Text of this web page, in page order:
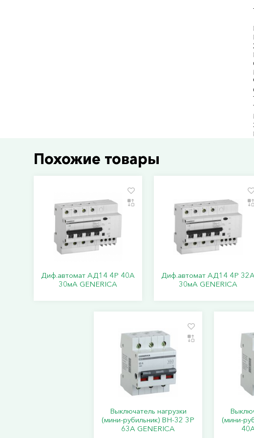
Похожие товары
Диф.автомат АД14 4Р 40А
30мА GENERICA
Диф.автомат АД14 4Р
30мА GENERICA
Выключатель нагрузки
(мини-рубильник) ВН-32 3Р
63А GENERICA
(мини-